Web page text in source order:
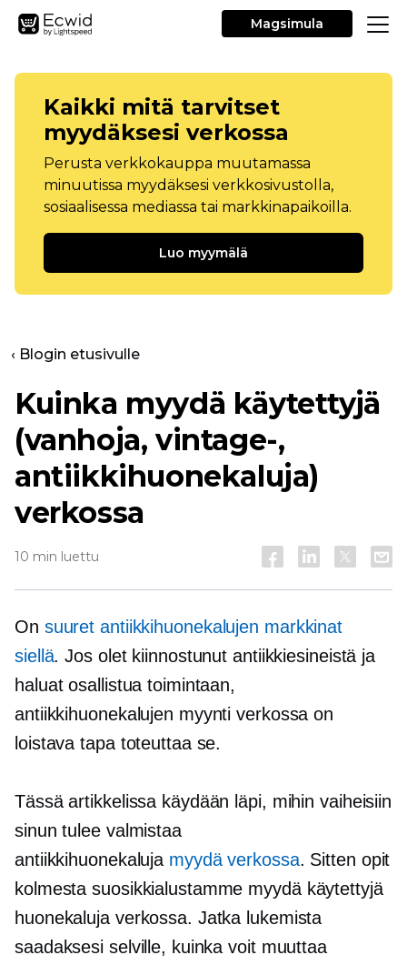
Magsimula
Kaikki mitä tarvitset
myydäksesi verkossa
Perusta verkkokauppa muutamassa
minuutissa myydäksesi verkkosivustolla,
sosiaalisessa mediassa tai markkinapaikoilla.
Luo myymälä
‹ Blogin etusivulle
Kuinka myydä käytettyjä
(vanhoja, vintage-,
antiikkihuonekaluja)
verkossa
10 min luettu
On suuret antiikkihuonekalujen markkinat
siellä. Jos olet kiinnostunut antiikkiesineistä ja
haluat osallistua toimintaan,
antiikkihuonekalujen myynti verkossa on
loistava tapa toteuttaa se.
Tässä artikkelissa käydään läpi, mihin vaiheisiin
sinun tulee valmistaa
antiikkihuonekaluja myydä verkossa. Sitten opit
kolmesta suosikkialustamme myydä käytettyjä
huonekaluja verkossa. Jatka lukemista
saadaksesi selville, kuinka voit muuttaa